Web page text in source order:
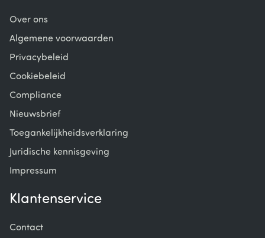
Over ons
Algemene voorwaarden
Privacybeleid
Cookiebeleid
Compliance
Nieuwsbrief
Toegankelijkheidsverklaring
Juridische kennisgeving
Impressum
Klantenservice
Contact